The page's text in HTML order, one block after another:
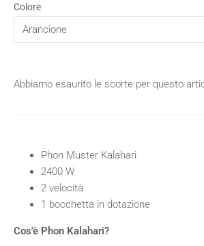
Colore
Arancione
Abbiamo esaurito le scorte per questo
Phon Muster Kalahari
2400 W
2 velocità
1 bocchetta in dotazione
Cos'è Phon Kalahari?